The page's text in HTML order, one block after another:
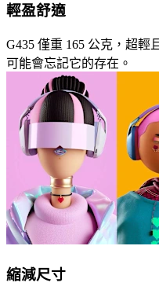
輕盈舒適
G435 僅重 165 公克，超輕
可能會忘記它的存在。
縮減尺寸